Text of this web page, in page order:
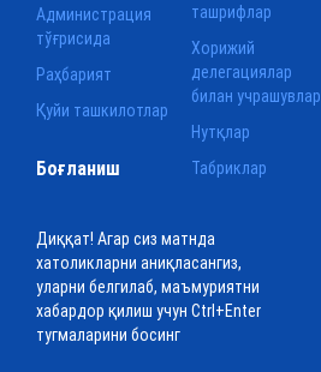
ташрифлар
Хорижий
делегациялар
билан учрашувлар
Нутқлар
Табриклар
Администрация
тўғрисида
Раҳбарият
Қуйи ташкилотлар
Боғланиш
Диққат! Агар сиз матнда
хатоликларни аниқласангиз,
уларни белгилаб, маъмуриятни
хабардор қилиш учун Ctrl+Enter
тугмаларини босинг